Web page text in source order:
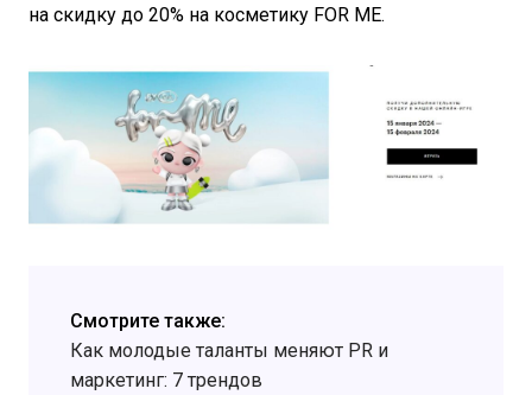
на скидку до 20% на косметику FOR ME.
Смотрите также:
Как молодые таланты меняют PR и
маркетинг: 7 трендов